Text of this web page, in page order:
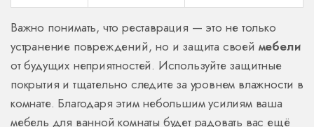
Важно понимать, что реставрация — это не только
устранение повреждений, но и защита своей мебели
от будущих неприятностей. Используйте защитные
покрытия и тщательно следите за уровнем влажности в
комнате. Благодаря этим небольшим усилиям ваша
мебель для ванной комнаты будет радовать вас ещё